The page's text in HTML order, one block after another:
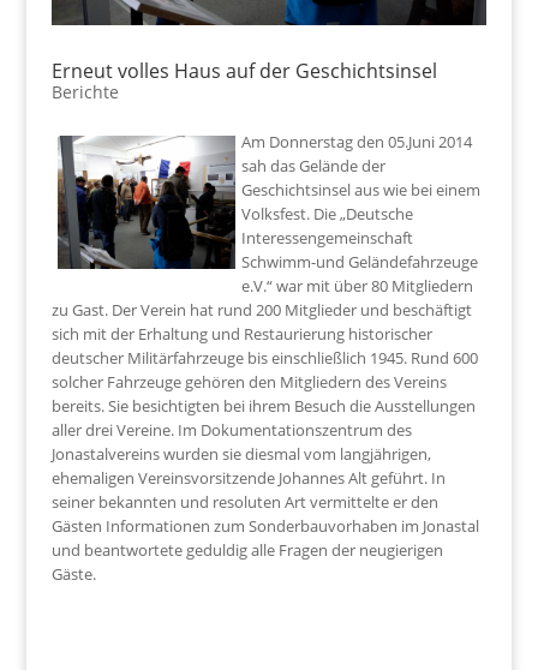
Erneut volles Haus auf der Geschichtsinsel
Berichte
Am Donnerstag den 05.Juni 2014
sah das Gelände der
Geschichtsinsel aus wie bei einem
Volksfest. Die „Deutsche
Interessengemeinschaft
Schwimm-und Geländefahrzeuge
e.V.“ war mit über 80 Mitgliedern
zu Gast. Der Verein hat rund 200 Mitglieder und beschäftigt
sich mit der Erhaltung und Restaurierung historischer
deutscher Militärfahrzeuge bis einschließlich 1945. Rund 600
solcher Fahrzeuge gehören den Mitgliedern des Vereins
bereits. Sie besichtigten bei ihrem Besuch die Ausstellungen
aller drei Vereine. Im Dokumentationszentrum des
Jonastalvereins wurden sie diesmal vom langjährigen,
ehemaligen Vereinsvorsitzende Johannes Alt geführt. In
seiner bekannten und resoluten Art vermittelte er den
Gästen Informationen zum Sonderbauvorhaben im Jonastal
und beantwortete geduldig alle Fragen der neugierigen
Gäste.